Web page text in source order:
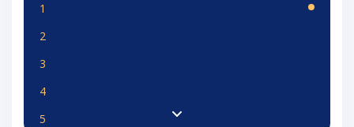
1
2
3
4
5